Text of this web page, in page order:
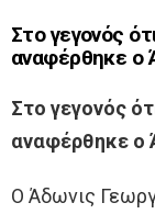
Στο γεγονός
αναφέρθηκε ο
Στο γεγονός
αναφέρθηκε ο
Ο Άδωνις